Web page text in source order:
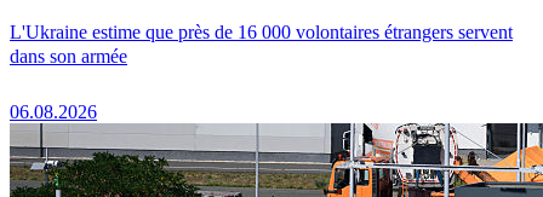
L'Ukraine estime que près de 16 000 volontaires étrangers servent
dans son armée
06.08.2026